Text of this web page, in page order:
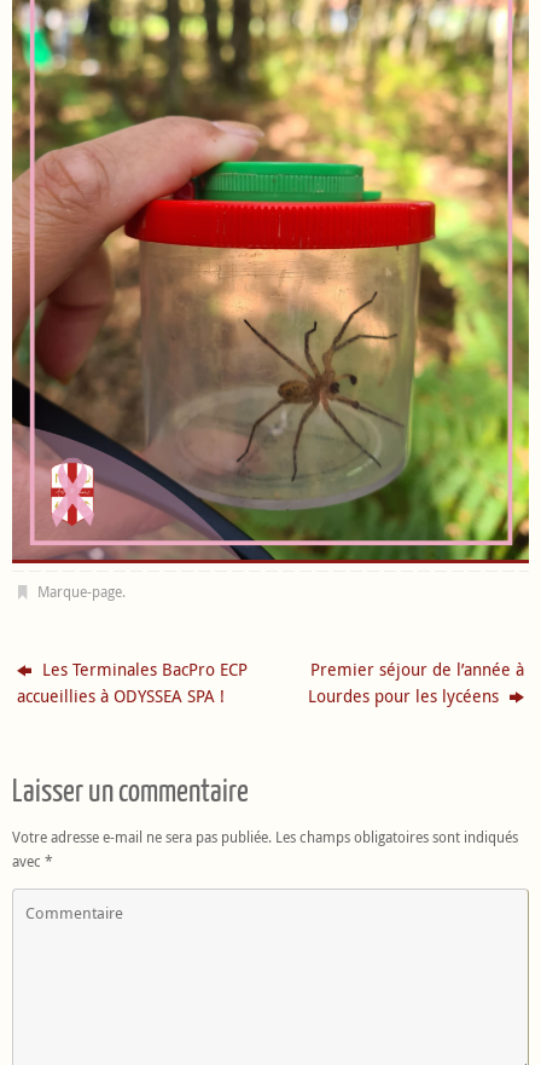
Marque-page.
Les Terminales BacPro ECP
accueillies à ODYSSEA SPA !
Premier séjour de l’année à
Lourdes pour les lycéens
Laisser un commentaire
Votre adresse e-mail ne sera pas publiée. Les champs obligatoires sont indiqués
avec *